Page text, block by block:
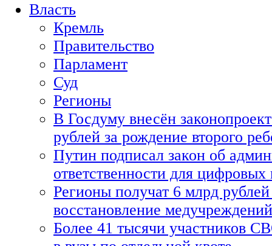
Власть
Кремль
Правительство
Парламент
Суд
Регионы
В Госдуму внесён
рублей за рождение второго
Путин подписал закон об
ответственности для
Регионы получат 6 млрд рублей
восстановление медучреждений
Более 41 тысячи участников